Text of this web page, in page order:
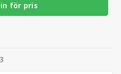
för pris